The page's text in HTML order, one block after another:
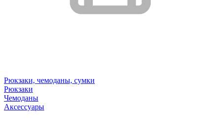
Рюкзаки, чемоданы, сумки
Рюкзаки
Чемоданы
Аксессуары